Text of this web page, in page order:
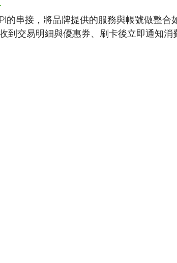
的串接，將品牌提供的服務與帳號做整合
到交易明細與優惠券、刷卡後立即通知消